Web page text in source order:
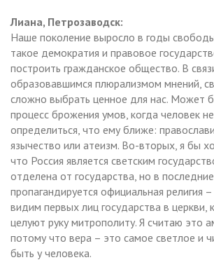
Лиана, Петрозаводск:
Наше поколение выросло в годы
такое демократия и правовое
построить гражданское общество. В
образовавшимся плюрализмом мнений,
сложно выбрать ценное для нас. Может
процесс брожения умов, когда человек
определиться, что ему ближе:
язычество или атеизм. Во-вторых, я бы
что Россия является светским
отделена от государства, но в
пропагандируется официальная религия
видим первых лиц государства в церкви,
целуют руку митрополиту. Я считаю это
потому что вера – это самое светлое и
быть у человека.